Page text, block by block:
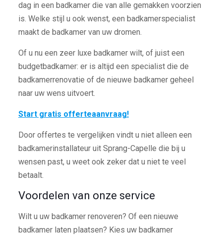
dag in een badkamer die van alle gemakken voorzien
is. Welke stijl u ook wenst, een badkamerspecialist
maakt de badkamer van uw dromen.
Of u nu een zeer luxe badkamer wilt, of juist een
budgetbadkamer: er is altijd een specialist die de
badkamerrenovatie of de nieuwe badkamer geheel
naar uw wens uitvoert.
Start gratis offerteaanvraag!
Door offertes te vergelijken vindt u niet alleen een
badkamerinstallateur uit Sprang-Capelle die bij u
wensen past, u weet ook zeker dat u niet te veel
betaalt.
Voordelen van onze service
Wilt u uw badkamer renoveren? Of een nieuwe
badkamer laten plaatsen? Kies uw badkamer